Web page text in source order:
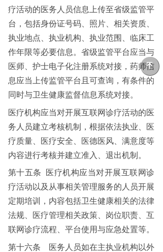
疗活动的医务人员信息上传至省级监管平
台，包括身份证号码、照片、相关资质、
执业地点、执业机构、执业范围、临床工
作年限等必要信息。省级监管平台应当与
医师、护士电子化注册系统对接，药师信
息应当上传监管平台且可查询，有条件的
同时与卫生健康监督信息系统对接。
医疗机构应当对开展互联网诊疗活动的医
务人员建立考核机制，根据依法执业、医
疗质量、医疗安全、医德医风、满意度等
内容进行考核并建立准入、退出机制。
第十五条
医疗机构应当对开展互联网诊
疗活动以及从事相关管理服务的人员开展
定期培训，内容包括卫生健康相关的法律
法规、医疗管理相关政策、岗位职责、互
联网诊疗流程、平台使用与应急处置等。
第十六条 医务人员如在主执业机构以外
녠